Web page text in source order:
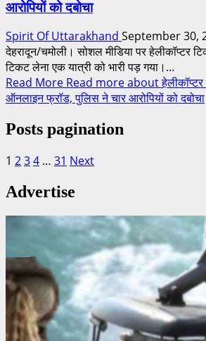
आरोपियों को दबोचा
Spirit Of Uttarakhand September 30,
देहरादून/चमोली। सोशल मीडिया पर हेलीकॉप्टर
टिकट लेना एक यात्री को भारी पड़ गया।...
Read More Read more about हेलीकॉप्टर
ऑनलाइन फ्रॉड, पुलिस ने चार आरोपियों को दबोचा
Posts pagination
1 234 … 31 Next
Advertise